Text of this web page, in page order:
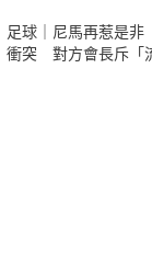
足球｜尼馬再惹是
衝突 對方會長斥「